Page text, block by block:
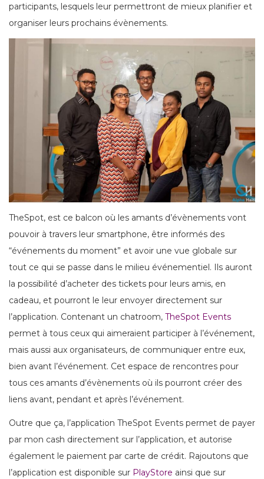
participants, lesquels leur permettront de mieux planifier et
organiser leurs prochains évènements.
TheSpot, est ce balcon où les amants d’évènements vont
pouvoir à travers leur smartphone, être informés des
“événements du moment” et avoir une vue globale sur
tout ce qui se passe dans le milieu événementiel. Ils auront
la possibilité d’acheter des tickets pour leurs amis, en
cadeau, et pourront le leur envoyer directement sur
l’application. Contenant un chatroom, TheSpot Events
permet à tous ceux qui aimeraient participer à l’événement,
mais aussi aux organisateurs, de communiquer entre eux,
bien avant l’événement. Cet espace de rencontres pour
tous ces amants d’évènements où ils pourront créer des
liens avant, pendant et après l’événement.
Outre que ça, l’application TheSpot Events permet de payer
par mon cash directement sur l’application, et autorise
également le paiement par carte de crédit. Rajoutons que
l’application est disponible sur PlayStore ainsi que sur